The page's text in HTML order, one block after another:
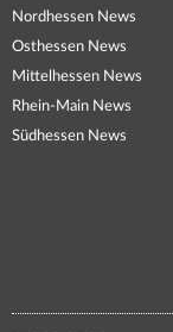
Nordhessen News
Osthessen News
Mittelhessen News
Rhein-Main News
Südhessen News